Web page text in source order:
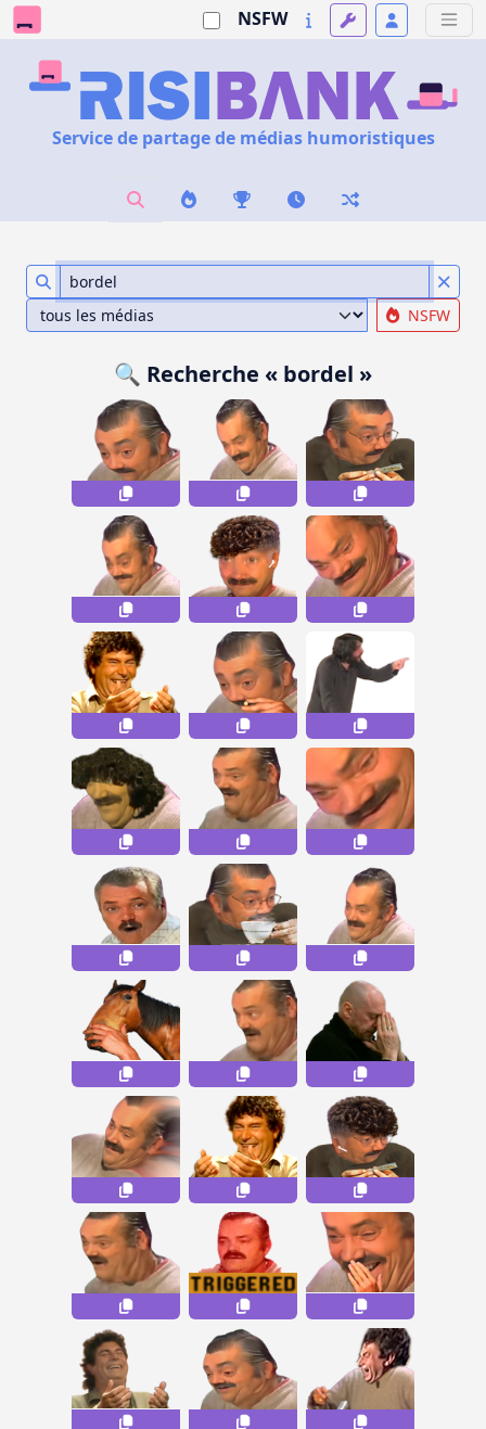
NSFW
Service de partage de médias humoristiques
NSFW
🔍 Recherche « bordel »